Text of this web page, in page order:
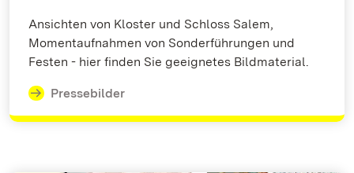
Ansichten von Kloster und Schloss Salem,
Momentaufnahmen von Sonderführungen und
Festen - hier finden Sie geeignetes Bildmaterial.
Pressebilder